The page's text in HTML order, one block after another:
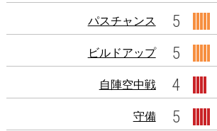
パスチャンス 5
ビルドアップ 5
自陣空中戦 4
守備 5